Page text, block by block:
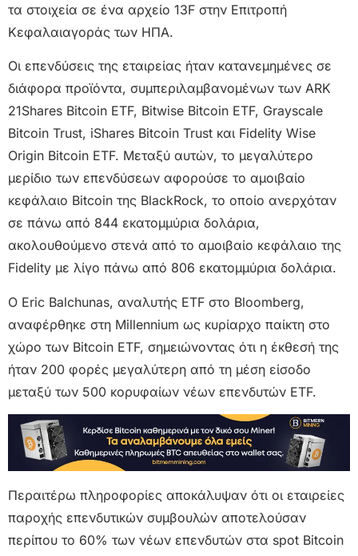
τα στοιχεία σε ένα αρχείο 13F στην Επιτροπή
Κεφαλαιαγοράς των ΗΠΑ.
Οι επενδύσεις της εταιρείας ήταν κατανεμημένες σε
διάφορα προϊόντα, συμπεριλαμβανομένων των ARK
21Shares Bitcoin ETF, Bitwise Bitcoin ETF, Grayscale
Bitcoin Trust, iShares Bitcoin Trust και Fidelity Wise
Origin Bitcoin ETF. Μεταξύ αυτών, το μεγαλύτερο
μερίδιο των επενδύσεων αφορούσε το αμοιβαίο
κεφάλαιο Bitcoin της BlackRock, το οποίο ανερχόταν
σε πάνω από 844 εκατομμύρια δολάρια,
ακολουθούμενο στενά από το αμοιβαίο κεφάλαιο της
Fidelity με λίγο πάνω από 806 εκατομμύρια δολάρια.
Ο Eric Balchunas, αναλυτής ETF στο Bloomberg,
αναφέρθηκε στη Millennium ως κυρίαρχο παίκτη στο
χώρο των Bitcoin ETF, σημειώνοντας ότι η έκθεσή της
ήταν 200 φορές μεγαλύτερη από τη μέση είσοδο
μεταξύ των 500 κορυφαίων νέων επενδυτών ETF.
Περαιτέρω πληροφορίες αποκάλυψαν ότι οι εταιρείες
παροχής επενδυτικών συμβουλών αποτελούσαν
περίπου το 60% των νέων επενδυτών στα spot Bitcoin